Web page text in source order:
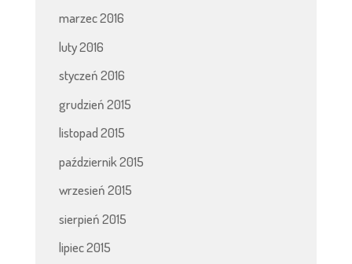
marzec 2016
luty 2016
styczeń 2016
grudzień 2015
listopad 2015
październik 2015
wrzesień 2015
sierpień 2015
lipiec 2015